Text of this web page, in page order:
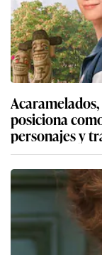
posiciona
personajes y